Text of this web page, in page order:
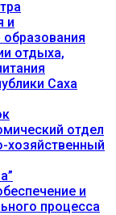
и
образования
отдыха,
Саха
отдел
хозяйственный
и
процесса